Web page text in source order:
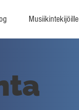
Musiikintekijöille